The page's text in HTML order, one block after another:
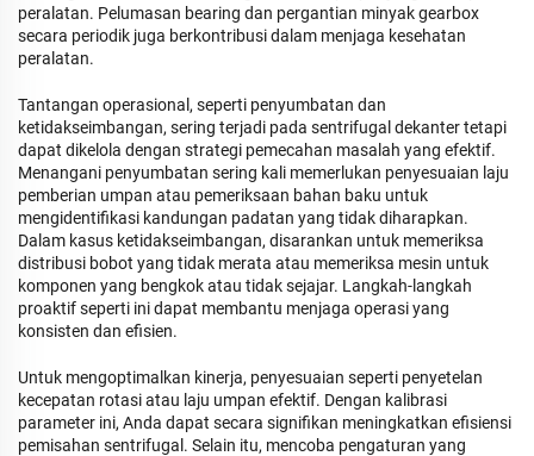
peralatan. Pelumasan bearing dan pergantian minyak gearbox
secara periodik juga berkontribusi dalam menjaga kesehatan
peralatan.
Tantangan operasional, seperti penyumbatan dan
ketidakseimbangan, sering terjadi pada sentrifugal dekanter tetapi
dapat dikelola dengan strategi pemecahan masalah yang efektif.
Menangani penyumbatan sering kali memerlukan penyesuaian laju
pemberian umpan atau pemeriksaan bahan baku untuk
mengidentifikasi kandungan padatan yang tidak diharapkan.
Dalam kasus ketidakseimbangan, disarankan untuk memeriksa
distribusi bobot yang tidak merata atau memeriksa mesin untuk
komponen yang bengkok atau tidak sejajar. Langkah-langkah
proaktif seperti ini dapat membantu menjaga operasi yang
konsisten dan efisien.
Untuk mengoptimalkan kinerja, penyesuaian seperti penyetelan
kecepatan rotasi atau laju umpan efektif. Dengan kalibrasi
parameter ini, Anda dapat secara signifikan meningkatkan efisiensi
pemisahan sentrifugal. Selain itu, mencoba pengaturan yang